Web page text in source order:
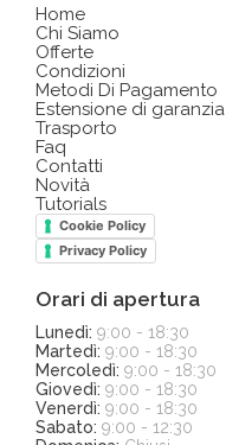
Home
Chi Siamo
Offerte
Condizioni
Metodi Di Pagamento
Estensione di garanzia
Trasporto
Faq
Contatti
Novità
Tutorials
Cookie Policy
Privacy Policy
Orari di apertura
Lunedì: 9:00 - 18:30
Martedì: 9:00 - 18:30
Mercoledì: 9:00 - 18:30
Giovedì: 9:00 - 18:30
Venerdì: 9:00 - 18:30
Sabato: 9:00 - 12:30